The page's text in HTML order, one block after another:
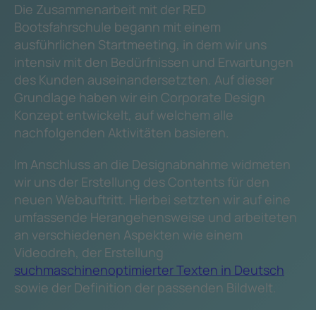
Die Zusammenarbeit mit der RED
Bootsfahrschule begann mit einem
ausführlichen Startmeeting, in dem wir uns
intensiv mit den Bedürfnissen und Erwartungen
des Kunden auseinandersetzten. Auf dieser
Grundlage haben wir ein Corporate Design
Konzept entwickelt, auf welchem alle
nachfolgenden Aktivitäten basieren.
Im Anschluss an die Designabnahme widmeten
wir uns der Erstellung des Contents für den
neuen Webauftritt. Hierbei setzten wir auf eine
umfassende Herangehensweise und arbeiteten
an verschiedenen Aspekten wie einem
Videodreh, der Erstellung
suchmaschinenoptimierter Texten in Deutsch
sowie der Definition der passenden Bildwelt.